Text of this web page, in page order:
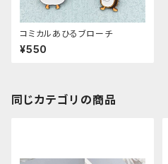
コミカルあひるブローチ
¥550
同じカテゴリの商品